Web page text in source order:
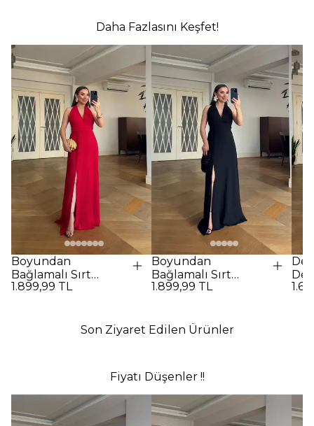
Daha Fazlasını Keşfet!
Boyundan
Bağlamalı Sırt
Dekolteli Uzun
1.899,99 TL
Boyundan
Bağlamalı Sırt
Dekolteli Uzun
1.899,99 TL
Son Ziyaret Edilen Ürünler
Fiyatı Düşenler !!